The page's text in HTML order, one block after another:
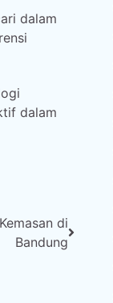
dalam
dalam
di
Bandung